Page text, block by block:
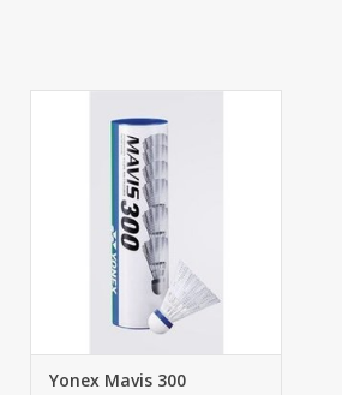
TOEVOEGEN AAN WINKELWAGEN
Yonex Mavis 300